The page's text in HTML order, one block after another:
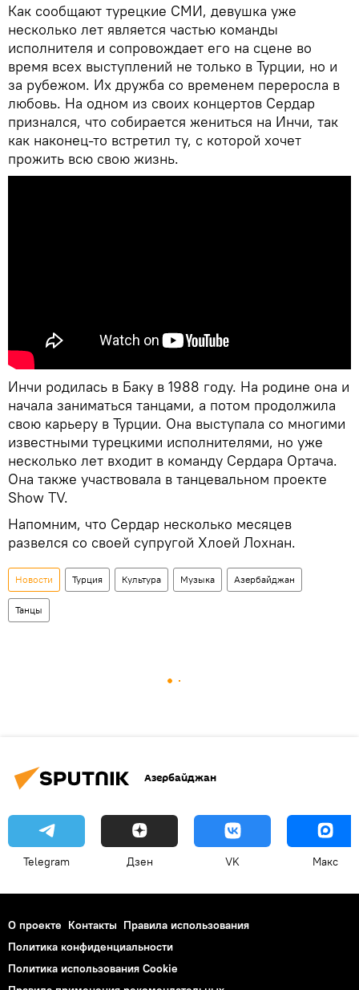
Как сообщают турецкие СМИ, девушка уже
несколько лет является частью команды
исполнителя и сопровождает его на сцене во
время всех выступлений не только в Турции, но и
за рубежом. Их дружба со временем переросла в
любовь. На одном из своих концертов Сердар
признался, что собирается жениться на Инчи, так
как наконец-то встретил ту, с которой хочет
прожить всю свою жизнь.
Инчи родилась в Баку в 1988 году. На родине она и
начала заниматься танцами, а потом продолжила
свою карьеру в Турции. Она выступала со многими
известными турецкими исполнителями, но уже
несколько лет входит в команду Сердара Ортача.
Она также участвовала в танцевальном проекте
Show TV.
Напомним, что Сердар несколько месяцев
развелся со своей супругой Хлоей Лохнан.
Новости Турция Культура Музыка Азербайджан
Танцы
Азербайджан
Telegram Дзен VK Макс
О проекте Контакты Правила использования
Политика конфиденциальности
Политика использования Cookie